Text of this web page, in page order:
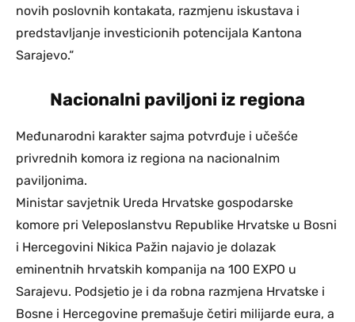
novih poslovnih kontakata, razmjenu iskustava i
predstavljanje investicionih potencijala Kantona
Sarajevo.“
Nacionalni paviljoni iz regiona
Međunarodni karakter sajma potvrđuje i učešće
privrednih komora iz regiona na nacionalnim
paviljonima.
Ministar savjetnik Ureda Hrvatske gospodarske
komore pri Veleposlanstvu Republike Hrvatske u Bosni
i Hercegovini Nikica Pažin najavio je dolazak
eminentnih hrvatskih kompanija na 100 EXPO u
Sarajevu. Podsjetio je i da robna razmjena Hrvatske i
Bosne i Hercegovine premašuje četiri milijarde eura, a